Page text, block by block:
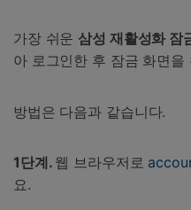
가장 쉬운 삼성 재활성화 잠
아 로그인한 후 잠금 화면을
방법은 다음과 같습니다.
1단계. 웹 브라우저로
요.